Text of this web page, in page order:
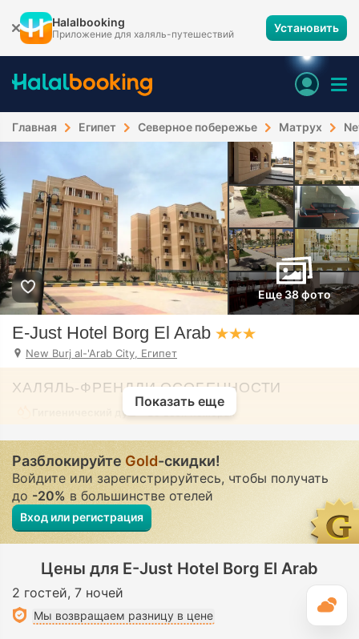
Halalbooking
Приложение для халяль-путешествий Установить
Главная Египет Северное побережье Матрух
Еще 38 фото
E-Just Hotel Borg El Arab
New Burj al-'Arab City, Египет
ХАЛЯЛЬ-ФРЕНДЛИ ОСОБЕННОСТИ
Гигиенический душ • Во всех номерах
Показать еще
Разблокируйте Gold-скидки!
Войдите или зарегистрируйтесь, чтобы получать
до -20% в большинстве отелей
Вход или регистрация
Цены для E-Just Hotel Borg El Arab
2 гостей 7 ночей
Мы возвращаем разницу в цене